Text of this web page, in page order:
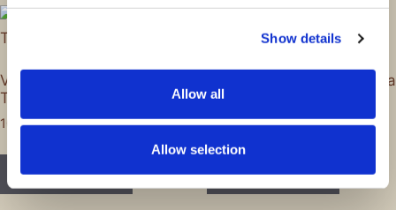
Show details
Allow all
Allow selection
Vinho Dalva Colheita
Tardia
100,00€
Adicionar
Quinta da Vacaria Reserva
Tinto 2020
95,00€
Adicionar